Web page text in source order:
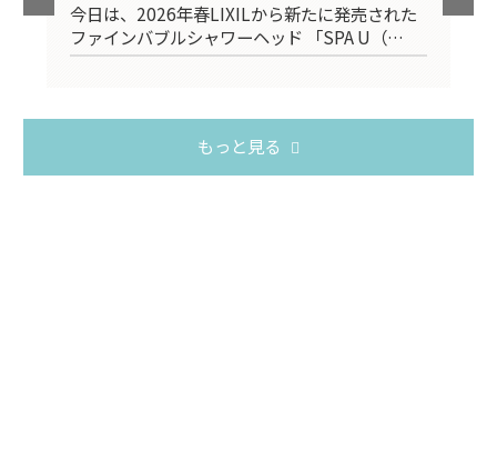
今日は、2026年春LIXILから新たに発売された
ファインバブルシャワーヘッド 「SPA U（…
もっと見る